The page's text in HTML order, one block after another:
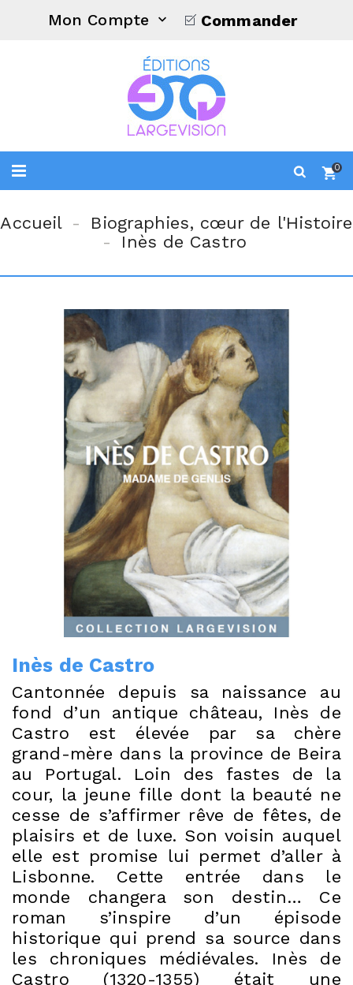
Mon Compte  Commander
0
Accueil
Biographies, cœur de l'Histoire
Inès de Castro
Inès de Castro
Cantonnée depuis sa naissance au
fond d’un antique château, Inès de
Castro est élevée par sa chère
grand-mère dans la province de Beira
au Portugal. Loin des fastes de la
cour, la jeune fille dont la beauté ne
cesse de s’affirmer rêve de fêtes, de
plaisirs et de luxe. Son voisin auquel
elle est promise lui permet d’aller à
Lisbonne. Cette entrée dans le
monde changera son destin… Ce
roman s’inspire d’un épisode
historique qui prend sa source dans
les chroniques médiévales. Inès de
Castro (1320-1355) était une